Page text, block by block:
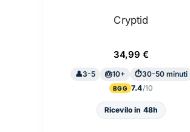
Cryptid
34,99 €
3-5 10+ 30-50 minuti
BGG 7.4
Ricevilo in 48h